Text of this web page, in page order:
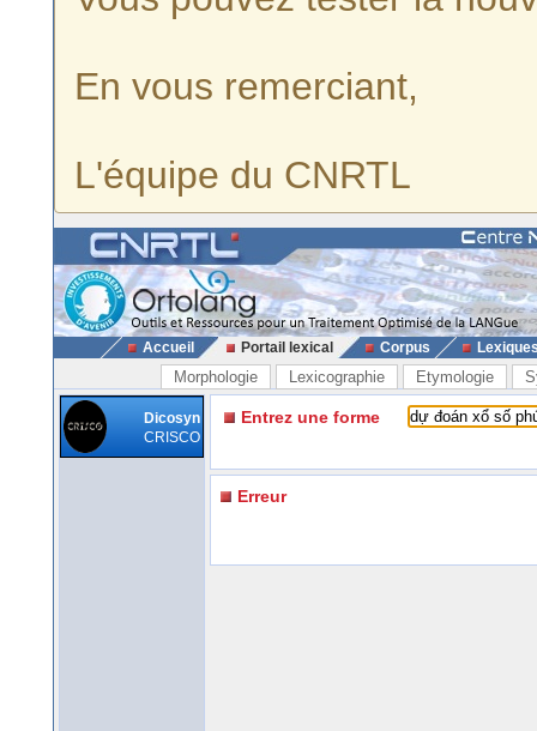
En vous remerciant,
L'équipe du CNRTL
Accueil Portail lexical Corpus
Morphologie Lexicographie Etymologie
Dicosyn
CRISCO
Entrez une forme
Erreur